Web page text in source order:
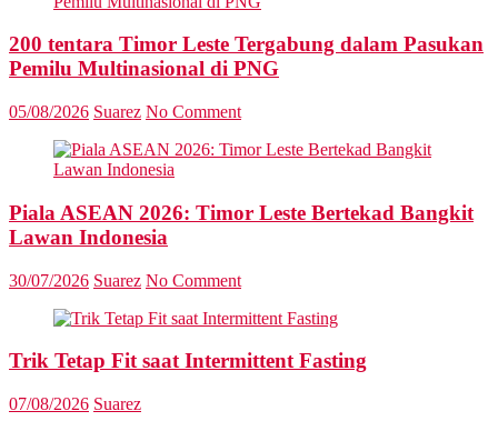
200 tentara Timor Leste Tergabung dalam Pasukan
Pemilu Multinasional di PNG
05/08/2026 Suarez No Comment
Piala ASEAN 2026: Timor Leste Bertekad Bangkit
Lawan Indonesia
30/07/2026 Suarez No Comment
Trik Tetap Fit saat Intermittent Fasting
07/08/2026 Suarez